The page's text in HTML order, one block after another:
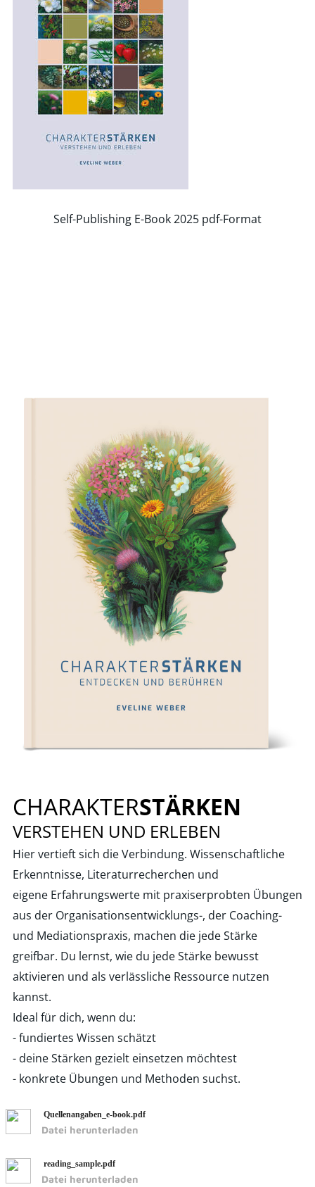
Self-Publishing E-Book 2025 pdf-Format
CHARAKTERSTÄRKEN
VERSTEHEN UND ERLEBEN
Hier vertieft sich die Verbindung. Wissenschaftliche
Erkenntnisse, Literaturrecherchen und
eigene Erfahrungswertemit praxiserprobten Übungen
aus der Organisationsentwicklungs-, der Coaching-
und Mediationspraxis, machen die jede Stärke
greifbar. Du lernst, wie du jede Stärke bewusst
aktivieren und als verlässliche Ressource nutzen
kannst.
Ideal für dich, wenn du:
- fundiertes Wissen schätzt
- deine Stärken gezielt einsetzen möchtest
- konkrete Übungen und Methoden suchst.
Quellenangaben_e-book.pdf
Datei herunterladen
reading_sample.pdf
Datei herunterladen